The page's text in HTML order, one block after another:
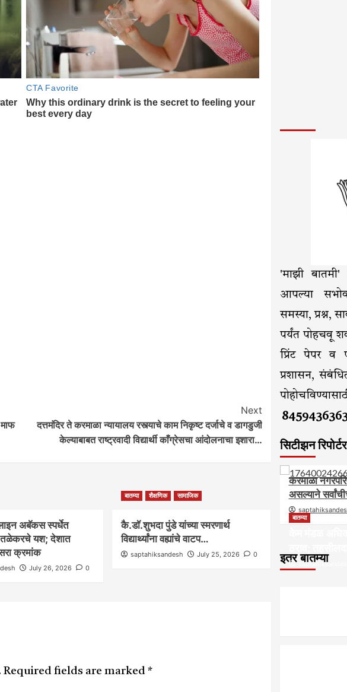
Next
दत्तमंदिर ते करमाळा न्यायालय रस्त्याचे काम निकृष्ट दर्जाचे व डागडुजी
केल्याबाबत राष्ट्रवादी विद्यार्थी काँग्रेसचा आंदोलनाचा इशारा…
अबॅकस स्पर्धेत
तळेकरचे यश; देशात
क्रमांक
July 26, 2026 0
बातम्या शैक्षणिक सामाजिक
कै.डॉ.शुभदा पुंडे यांच्या स्मरणार्थ
विद्यार्थ्यांना वह्यांचे वाटप…
saptahiksandesh July 25, 2026 0
Required fields are marked *
'माझी बातमी'
आपल्या
समस्या, प्रश्न,
पर्यंत पोहचवू
प्रिंट पेपर व
प्रशासन,
सिटीझन
परिसरातील नागरिकांची तातडीच्या कारवाईची मागणी..
आवाज जनतेचा बातम्या
करमाळा
असल्याने
इतर बातम्या
बातम्या
saptahiksandesh